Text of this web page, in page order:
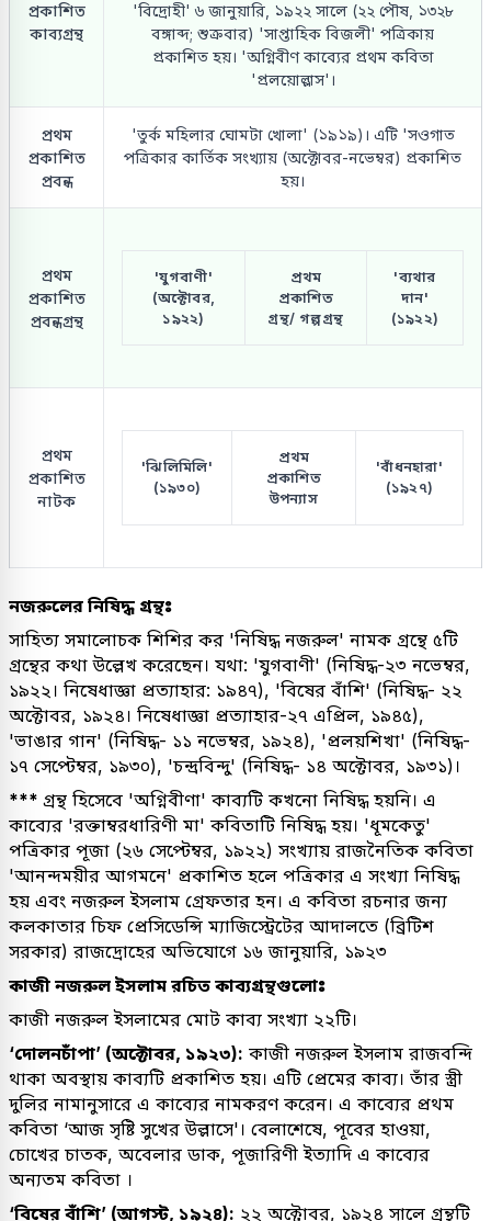
প্রকাশিত
কাব্যগ্রন্থ
'বিদ্রোহী' ৬ জানুয়ারি, ১৯২২ সালে (২২ পৌষ, ১৩২৮
বঙ্গাব্দ; শুক্রবার) 'সাপ্তাহিক বিজলী' পত্রিকায়
প্রকাশিত হয়। 'অগ্নিবীণ কাব্যের প্রথম কবিতা
'প্রলয়োল্লাস'।
প্রথম
প্রকাশিত
প্রবন্ধ
'তুর্ক মহিলার ঘোমটা খোলা' (১৯১৯)। এটি 'সওগাত
পত্রিকার কার্তিক সংখ্যায় (অক্টোবর-নভেম্বর) প্রকাশিত
হয়।
প্রথম
প্রকাশিত
প্রবন্ধগ্রন্থ
'যুগবাণী'
(অক্টোবর,
১৯২২)
প্রথম
প্রকাশিত
গ্রন্থ/ গল্পগ্রন্থ
'ব্যথার
দান'
(১৯২২)
প্রথম
প্রকাশিত
নাটক
'ঝিলিমিলি'
(১৯৩০)
প্রথম
প্রকাশিত
উপন্যাস
'বাঁধনহারা'
(১৯২৭)
নজরুলের নিষিদ্ধ গ্রন্থঃ
সাহিত্য সমালোচক শিশির কর 'নিষিদ্ধ নজরুল' নামক গ্রন্থে ৫টি
গ্রন্থের কথা উল্লেখ করেছেন। যথা: 'যুগবাণী' (নিষিদ্ধ-২৩ নভেম্বর,
১৯২২। নিষেধাজ্ঞা প্রত্যাহার: ১৯৪৭), 'বিষের বাঁশি' (নিষিদ্ধ- ২২
অক্টোবর, ১৯২৪। নিষেধাজ্ঞা প্রত্যাহার-২৭ এপ্রিল, ১৯৪৫),
'ভাঙার গান' (নিষিদ্ধ- ১১ নভেম্বর, ১৯২৪), 'প্রলয়শিখা' (নিষিদ্ধ-
১৭ সেপ্টেম্বর, ১৯৩০), 'চন্দ্রবিন্দু' (নিষিদ্ধ- ১৪ অক্টোবর, ১৯৩১)।
*** গ্রন্থ হিসেবে 'অগ্নিবীণা' কাব্যটি কখনো নিষিদ্ধ হয়নি। এ
কাব্যের 'রক্তাম্বরধারিণী মা' কবিতাটি নিষিদ্ধ হয়। 'ধূমকেতু'
পত্রিকার পূজা (২৬ সেপ্টেম্বর, ১৯২২) সংখ্যায় রাজনৈতিক কবিতা
'আনন্দময়ীর আগমনে' প্রকাশিত হলে পত্রিকার এ সংখ্যা নিষিদ্ধ
হয় এবং নজরুল ইসলাম গ্রেফতার হন। এ কবিতা রচনার জন্য
কলকাতার চিফ প্রেসিডেন্সি ম্যাজিস্ট্রেটের আদালতে (ব্রিটিশ
সরকার) রাজদ্রোহের অভিযোগে ১৬ জানুয়ারি, ১৯২৩
কাজী নজরুল ইসলাম রচিত কাব্যগ্রন্থগুলোঃ
কাজী নজরুল ইসলামের মোট কাব্য সংখ্যা ২২টি।
‘দোলনচাঁপা’ (অক্টোবর, ১৯২৩): কাজী নজরুল ইসলাম রাজবন্দি
থাকা অবস্থায় কাব্যটি প্রকাশিত হয়। এটি প্রেমের কাব্য। তাঁর স্ত্রী
দুলির নামানুসারে এ কাব্যের নামকরণ করেন। এ কাব্যের প্রথম
কবিতা ‘আজ সৃষ্টি সুখের উল্লাসে'। বেলাশেষে, পূবের হাওয়া,
চোখের চাতক, অবেলার ডাক, পূজারিণী ইত্যাদি এ কাব্যের
অন্যতম কবিতা ।
‘বিষের বাঁশি’ (আগস্ট, ১৯২৪): ২২ অক্টোবর, ১৯২৪ সালে গ্রন্থটি